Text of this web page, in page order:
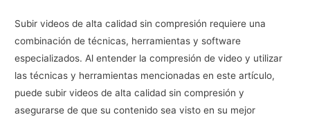
Subir videos de alta calidad sin compresión requiere una
combinación de técnicas, herramientas y software
especializados. Al entender la compresión de video y utilizar
las técnicas y herramientas mencionadas en este artículo,
puede subir videos de alta calidad sin compresión y
asegurarse de que su contenido sea visto en su mejor